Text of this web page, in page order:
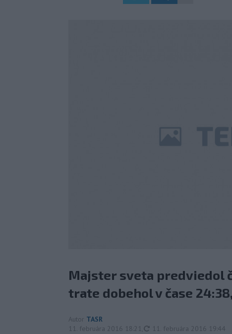
Majster sveta predviedol
trate dobehol v čase
Autor TASR
11. februára 2016 18:21
aktualizované
11. februára 2016 19:44